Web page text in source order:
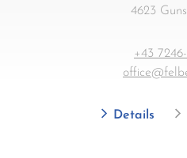
4623
+43
Details